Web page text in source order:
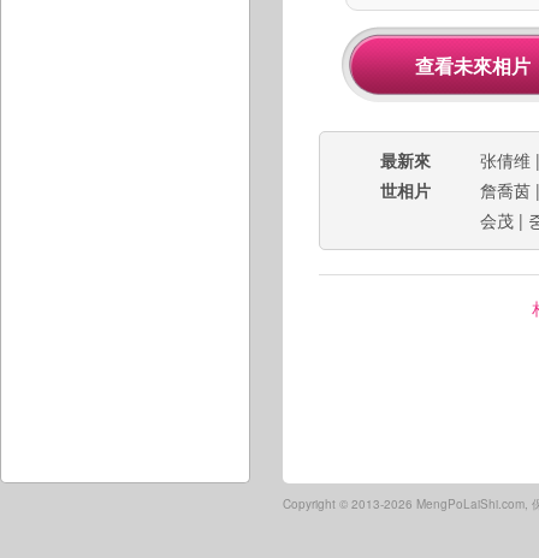
最新來
世相片
张倩维
詹喬茵
会茂 |
Copyright © 2013-2026 MengPoLaiShi.com,